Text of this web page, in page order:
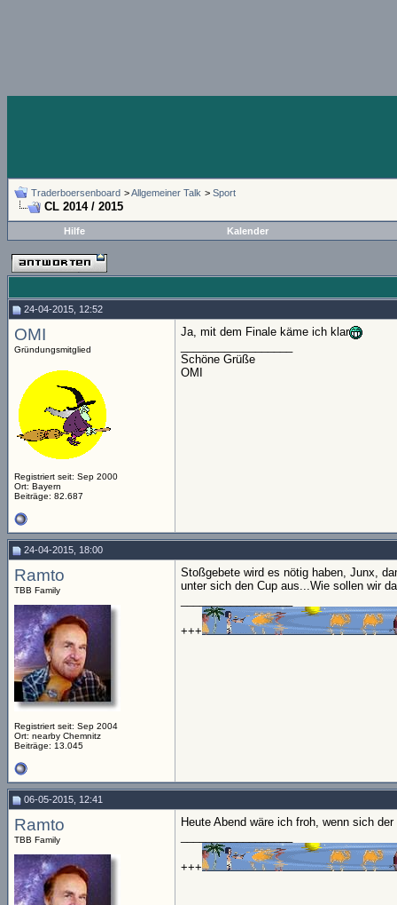
Traderboersenboard >Allgemeiner Talk > Sport
CL 2014 / 2015
Hilfe Kalender
24-04-2015, 12:52
OMI
Gründungsmitglied
Registriert seit: Sep 2000
Ort: Bayern
Beiträge: 82.687
Ja, mit dem Finale käme ich klar
Schöne Grüße
OMI
24-04-2015, 18:00
Ramto
TBB Family
Registriert seit: Sep 2004
Ort: nearby Chemnitz
Beiträge: 13.045
Stoßgebete wird es nötig haben, Junx,
unter sich den Cup aus...Wie sollen wir
+++
06-05-2015, 12:41
Ramto
TBB Family
Heute Abend wäre ich froh, wenn sich
+++